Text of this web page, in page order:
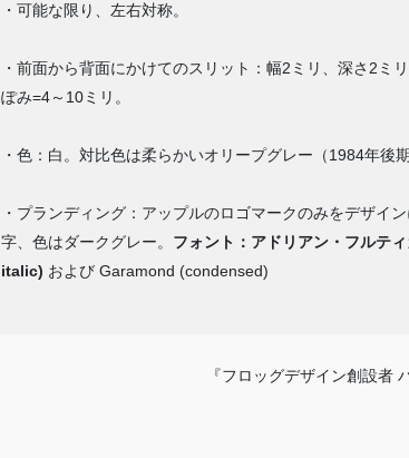
・可能な限り、左右対称。
・前面から背面にかけてのスリット：幅2ミリ、深さ2ミ
ぽみ=4～10ミリ。
・色：白。対比色は柔らかいオリープグレー（1984年後
・プランディング：アップルのロゴマークのみをデザイ
字、色はダークグレー。 フォント：アドリアン・フル
italic) および Garamond (condensed)
『フロッグデザイン創設者